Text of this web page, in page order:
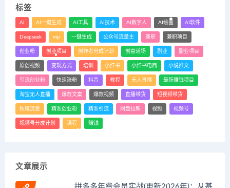
标签
AI AI一键生成 AI工具 AI技术 AI数字人 AI绘画 AI软件
Deepseek mp 一键生成 公众号流量主 兼职 兼职项目
创业粉 创业项目 创作者分成计划 创富道场 副业 副业项目
原创视频 变现方式 培训 小红书 小红书电商 小说推文
引流创业粉 快速涨粉 抖音 教程 无人直播 最新赚钱项目
淘宝无人直播 爆款文案 爆款视频 直播带货 短视频带货
私域流量 精准创业粉 精准引流 网盘拉新 视频 视频号
视频号分成计划 课程 赚钱
文章展示
拼多多年费会员实战(更新2026年)：从基